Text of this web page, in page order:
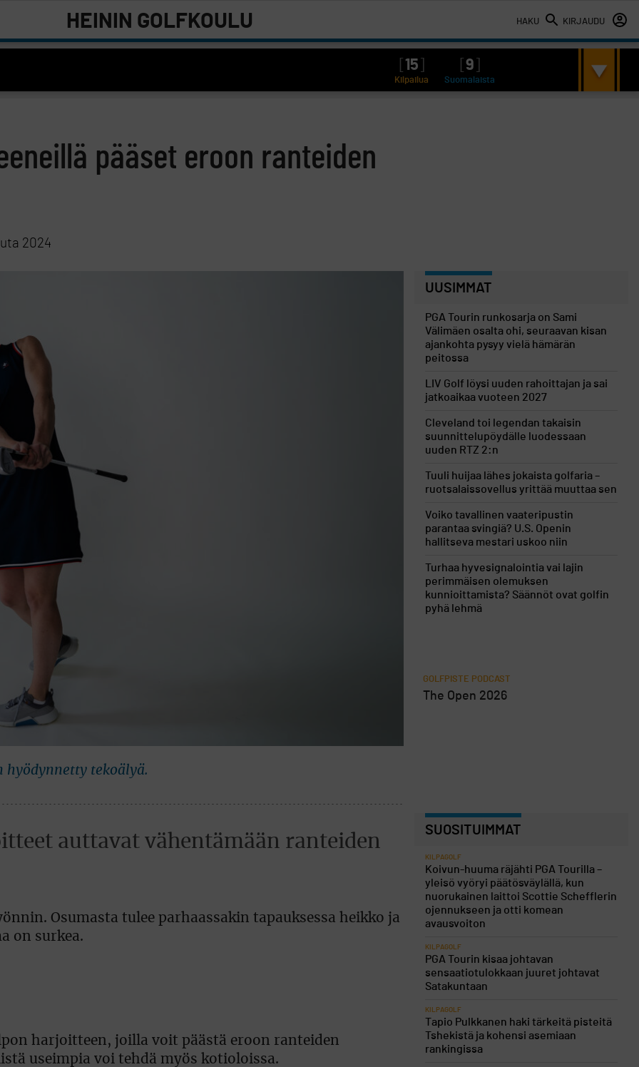
HAKU KIRJAUDU
HEININ GOLFKOULU
15 9
Kilpailua Suomalaista
pääset eroon ranteiden
2024
hyödynnetty tekoälyä.
auttavat vähentämään ranteiden
Osumasta tulee parhaassakin tapauksessa heikko ja
on surkea.
harjoitteen, joilla voit päästä eroon ranteiden
useimpia voi tehdä myös kotioloissa.
UUSIMMAT
PGA Tourin runkosarja on Sami
Välimäen osalta ohi, seuraavan kisan
ajankohta pysyy vielä hämärän
peitossa
LIV Golf löysi uuden rahoittajan ja sai
jatkoaikaa vuoteen 2027
Cleveland toi legendan takaisin
suunnittelupöydälle luodessaan
uuden RTZ 2:n
Tuuli huijaa lähes jokaista golfaria –
ruotsalaissovellus yrittää muuttaa sen
Voiko tavallinen vaateripustin
parantaa svingiä? U.S. Openin
hallitseva mestari uskoo niin
Turhaa hyvesignalointia vai lajin
perimmäisen olemuksen
kunnioittamista? Säännöt ovat golfin
pyhä lehmä
GOLFPISTE PODCAST
The Open 2026
SUOSITUIMMAT
KILPAGOLF
Koivun-huuma räjähti PGA Tourilla –
yleisö vyöryi päätösväylällä, kun
nuorukainen laittoi Scottie Schefflerin
ojennukseen ja otti komean
avausvoiton
KILPAGOLF
PGA Tourin kisaa johtavan
sensaatiotulokkaan juuret johtavat
Satakuntaan
KILPAGOLF
Tapio Pulkkanen haki tärkeitä pisteitä
Tshekistä ja kohensi asemiaan
rankingissa